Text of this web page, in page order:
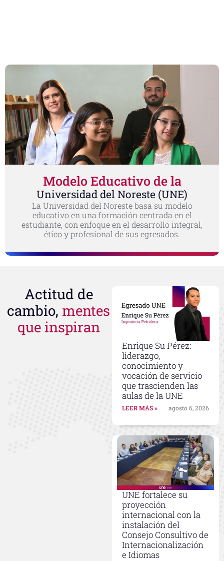
Modelo Educativo de la
Universidad del Noreste (UNE)
La Universidad del Noreste basa su modelo
educativo en una formación centrada en el
estudiante, con enfoque en el desarrollo integral,
ético y profesional de sus egresados.
Actitud de
cambio, mentes
que inspiran
Enrique Su Pérez:
liderazgo,
conocimiento y
vocación de servicio
que trascienden las
aulas de la UNE
LEER MÁS » agosto 6, 2026
UNE fortalece su
proyección
internacional con la
instalación del
Consejo Consultivo de
Internacionalización
e Idiomas